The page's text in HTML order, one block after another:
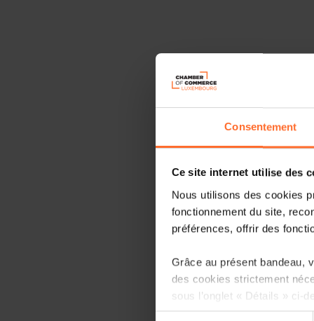
Consentement
Ce site internet utilise des
Nous utilisons des cookies
fonctionnement du site,
préférences, offrir des
Grâce au présent bandeau,
des cookies strictement
sous l’onglet « Détails » ci-